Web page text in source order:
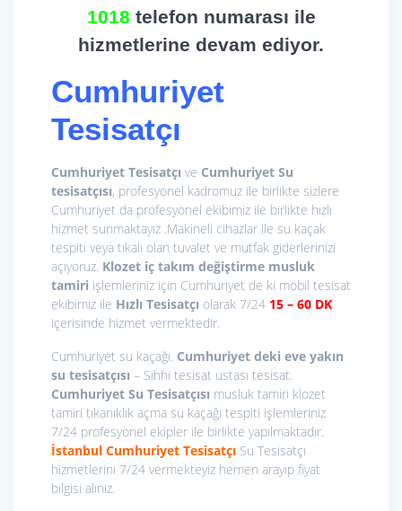
1018 telefon numarası ile
hizmetlerine devam ediyor.
Cumhuriyet
Tesisatçı
Cumhuriyet Tesisatçı ve Cumhuriyet Su
tesisatçısı, profesyonel kadromuz ile birlikte sizlere
Cumhuriyet da profesyonel ekibimiz ile birlikte hızlı
hizmet sunmaktayız .Makineli cihazlar ile su kaçak
tespiti veya tıkalı olan tuvalet ve mutfak giderlerinizi
açıyoruz. Klozet iç takım değiştirme musluk
tamiri işlemleriniz için Cumhuriyet de ki mobil tesisat
ekibimiz ile Hızlı Tesisatçı olarak 7/24 15 – 60 DK
içerisinde hizmet vermektedir.
Cumhuriyet su kaçağı. Cumhuriyet deki eve yakın
su tesisatçısı – Sıhhi tesisat ustası tesisat.
Cumhuriyet Su Tesisatçısı musluk tamiri klozet
tamiri tıkanıklık açma su kaçağı tespiti işlemleriniz
7/24 profesyonel ekipler ile birlikte yapılmaktadır.
İstanbul Cumhuriyet Tesisatçı Su Tesisatçı
hizmetlerini 7/24 vermekteyiz hemen arayıp fiyat
bilgisi alınız.